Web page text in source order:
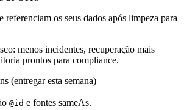
referenciam os seus dados após limpeza para
menos incidentes, recuperação mais
prontos para compliance.
(entregar esta semana)
@id e fontes sameAs.